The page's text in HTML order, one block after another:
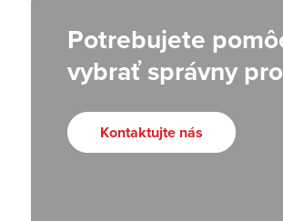
Potrebujete
vybrať správny
Kontaktujte nás